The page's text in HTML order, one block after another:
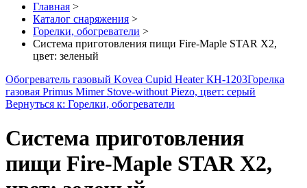
Главная >
Каталог снаряжения >
Горелки, обогреватели >
Система приготовления пищи Fire-Maple STAR X2,
цвет: зеленый
Обогреватель газовый Kovea Cupid Heater КН-1203Горелка
газовая Primus Mimer Stove-without Piezo, цвет: серый
Вернуться к: Горелки, обогреватели
Система приготовления
пищи Fire-Maple STAR X2,